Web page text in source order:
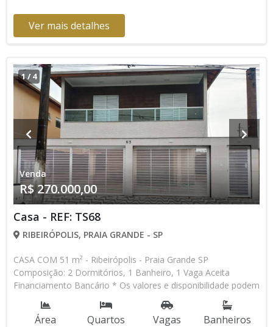
Ver mais detalhes
1/ 4
Venda
R$ 270.000,00
Casa - REF: TS68
RIBEIRÓPOLIS, PRAIA GRANDE - SP
CASA COM 51 m² - Ribeirópolis - Praia Grande SP
Composição: 2 Dormitórios, 1 Banheiro, 1 Vaga Aceita
Financiamento Bancário * Os valores e disponibilidade podem
ser alterados sem prévio aviso. Favor verificar entrando em
contato com nossa equipe
Área
Quartos
Vagas
Banheiros